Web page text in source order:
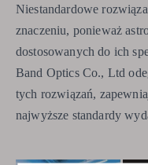
Niestandardowe
znaczeniu, ponieważ
dostosowanych do ich
Band Optics Co., Ltd
tych rozwiązań,
najwyższe standardy